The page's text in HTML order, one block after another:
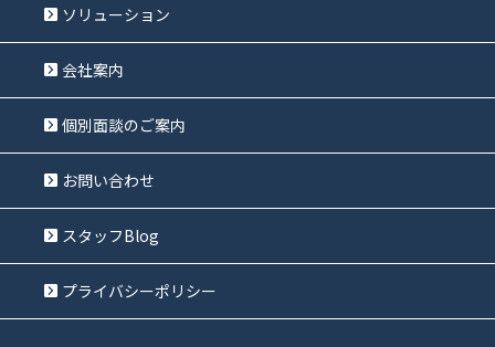
ソリューション
会社案内
個別面談のご案内
お問い合わせ
スタッフBlog
プライバシーポリシー